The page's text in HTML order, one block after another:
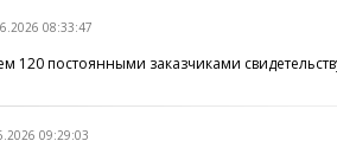
08:33:47
120 постоянными заказчиками
09:29:03